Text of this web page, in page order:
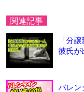
関連記事
「分
彼氏
バレン